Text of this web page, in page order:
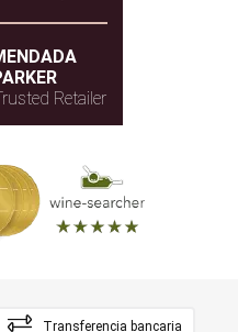
Retailer
Transferencia bancaria